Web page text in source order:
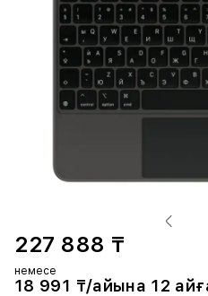
227 888 ₸
немесе
18 991 ₸/айына 12